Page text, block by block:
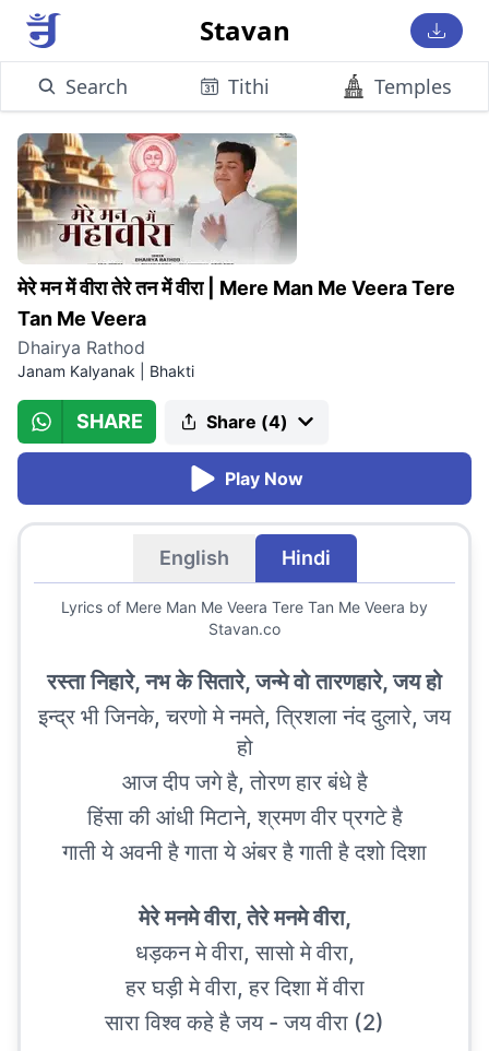
Stavan
Search Tithi Temples
मेरे मन में वीरा तेरे तन में वीरा| Mere Man Me Veera Tere
Tan Me Veera
Dhairya Rathod
Janam Kalyanak Bhakti
SHARE Share (4)
Play Now
English Hindi
Lyrics of Mere Man Me Veera Tere Tan Me Veera by
Stavan.co
रस्ता निहारे, नभ के सितारे, जन्मे वो तारणहारे, जय हो
इन्द्र भी जिनके, चरणो मे नमते, त्रिशला नंद दुलारे, जय
हो
आज दीप जगे है, तोरण हार बंधे है
हिंसा की आंधी मिटाने, श्रमण वीर प्रगटे है
गाती ये अवनी है गाता ये अंबर है गाती है दशो दिशा
मेरे मनमे वीरा, तेरे मनमे वीरा,
धड़कन मे वीरा, सासो मे वीरा,
हर घड़ी मे वीरा, हर दिशा में वीरा
सारा विश्व कहे है जय - जय वीरा (2)